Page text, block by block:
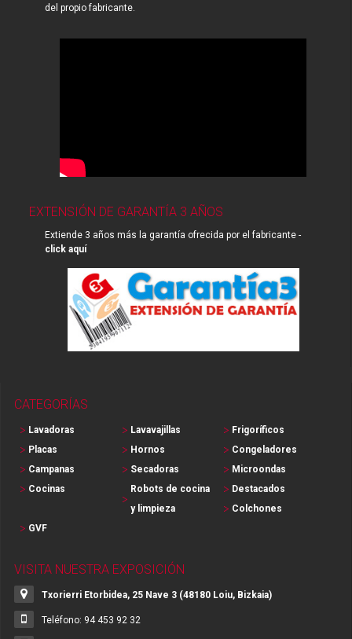
del propio fabricante.
EXTENSIÓN DE GARANTÍA 3 AÑOS
Extiende 3 años más la garantía ofrecida por el fabricante -
click aquí
CATEGORÍAS
Lavadoras Lavavajillas
Frigoríficos
Placas
Hornos
Congeladores
Campanas
Secadoras
Microondas
Cocinas
Robots de cocina
y limpieza
Destacados
Colchones
GVF
VISITA NUESTRA EXPOSICIÓN
Txorierri Etorbidea, 25 Nave 3 (48180 Loiu, Bizkaia)
Teléfono: 94 453 92 32